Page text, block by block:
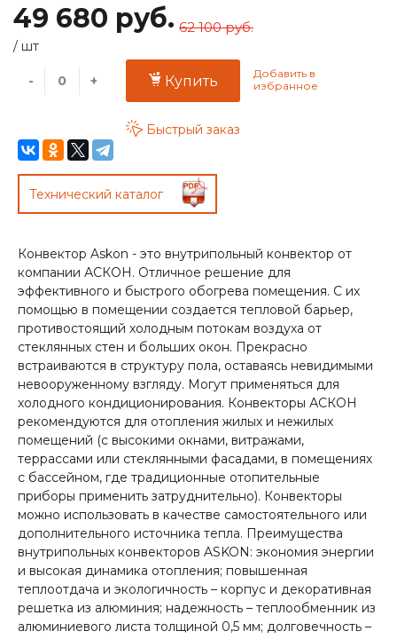
49 680 руб.
/ шт
62 100 руб.
- + Купить
Быстрый заказ
Технический каталог
Конвектор Askon - это внутрипольный конвектор от
компании АСКОН. Отличное решение для
эффективного и быстрого обогрева помещения. С их
помощью в помещении создается тепловой барьер,
противостоящий холодным потокам воздуха от
стеклянных стен и больших окон. Прекрасно
встраиваются в структуру пола, оставаясь невидимыми
невооруженному взгляду. Могут применяться для
холодного кондиционирования. Конвекторы АСКОН
рекомендуются для отопления жилых и нежилых
помещений (с высокими окнами, витражами,
террассами или стеклянными фасадами, в помещениях
с бассейном, где традиционные отопительные
приборы применить затруднительно). Конвекторы
можно использовать в качестве самостоятельного или
дополнительного источника тепла. Преимущества
внутрипольных конвекторов ASKON: экономия энергии
и высокая динамика отопления; повышенная
теплоотдача и экологичность – корпус и декоративная
решетка из алюминия; надежность – теплообменник из
алюминиевого листа толщиной 0,5 мм; долговечность –